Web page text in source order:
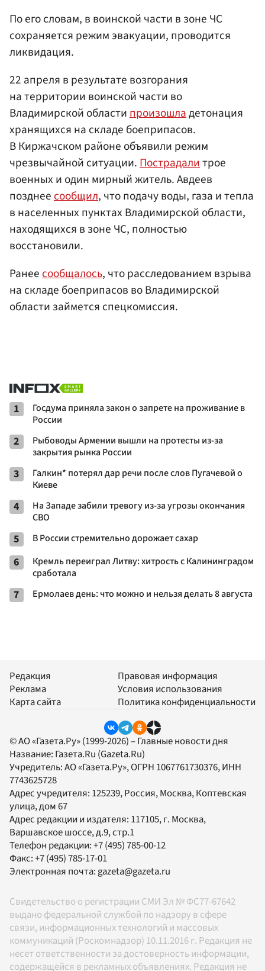
По его словам, в воинской части в зоне ЧС
сохраняется режим эвакуации, проводится
ликвидация.
22 апреля в результате возгорания
на территории воинской части во
Владимирской областипроизошладетонация
хранящихся на складе боеприпасов.
В Киржачском районе объявили режим
чрезвычайной ситуации.Пострадалитрое
военных и один мирный житель. Авдеев
позднеесообщил, что подачу воды, газа и тепла
в населенных пунктах Владимирской области,
находящихся в зоне ЧС, полностью
восстановили.
Ранеесообщалось, что расследованием взрыва
на складе боеприпасов во Владимирской
области займется спецкомиссия.
1
Госдума приняла закон о запрете на проживание в
России
2
Рыбоводы Армении вышли на протесты из-за
закрытия рынка России
3
Галкин* потерял дар речи после слов Пугачевой о
Киеве
4
На Западе забили тревогу из-за угрозы окончания
СВО
5 В России стремительно дорожает сахар
6
Кремль переиграл Литву: хитрость с Калининградом
сработала
7 Ермолаев день: что можно и нельзя делать 8 августа
Редакция
Реклама
Карта сайта
Правовая информация
Условия использования
Политика конфиденциальности
© АО «Газета.Ру» (1999-2026) – Главные новости дня
Название: Газета.Ru (Gazeta.Ru)
Учредитель:АО «Газета.Ру», ОГРН 1067761730376, ИНН
7743625728
Адрес учредителя: 125239, Россия, Москва, Коптевская
улица, дом 67
Адрес редакции и издателя: 117105, г. Москва,
Варшавское шоссе, д.9, стр.1
Телефон редакции:+7 (495) 785-00-12
Факс:+7 (495) 785-17-01
Электронная почта:gazeta@gazeta.ru
Свидетельство о регистрации СМИ Эл № ФС77-67642
выдано федеральной службой по надзору в сфере
связи, информационных технологий и массовых
коммуникаций (Роскомнадзор) 10.11.2016 г. Редакция не
несет ответственности за достоверность информации,
содержащейся в рекламных объявлениях. Редакция не